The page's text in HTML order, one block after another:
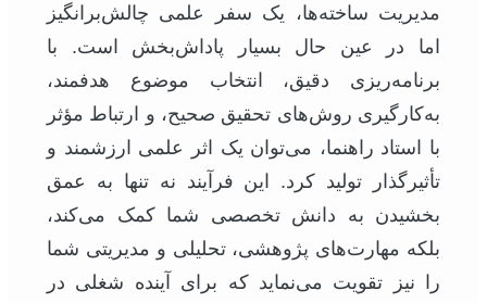
مدیریت ساخته‌ها، یک سفر علمی چالش‌برانگیز
اما در عین حال بسیار پاداش‌بخش است. با
برنامه‌ریزی دقیق، انتخاب موضوع هدفمند،
به‌کارگیری روش‌های تحقیق صحیح، و ارتباط مؤثر
با استاد راهنما، می‌توان یک اثر علمی ارزشمند و
تأثیرگذار تولید کرد. این فرآیند نه تنها به عمق
بخشیدن به دانش تخصصی شما کمک می‌کند،
بلکه مهارت‌های پژوهشی، تحلیلی و مدیریتی شما
را نیز تقویت می‌نماید که برای آینده شغلی در